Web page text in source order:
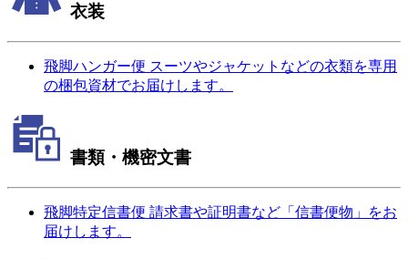
衣装
飛脚ハンガー便 スーツやジャケットなどの衣類を専用
の梱包資材でお届けします。
書類・機密文書
飛脚特定信書便 請求書や証明書など「信書便物」をお
届けします。